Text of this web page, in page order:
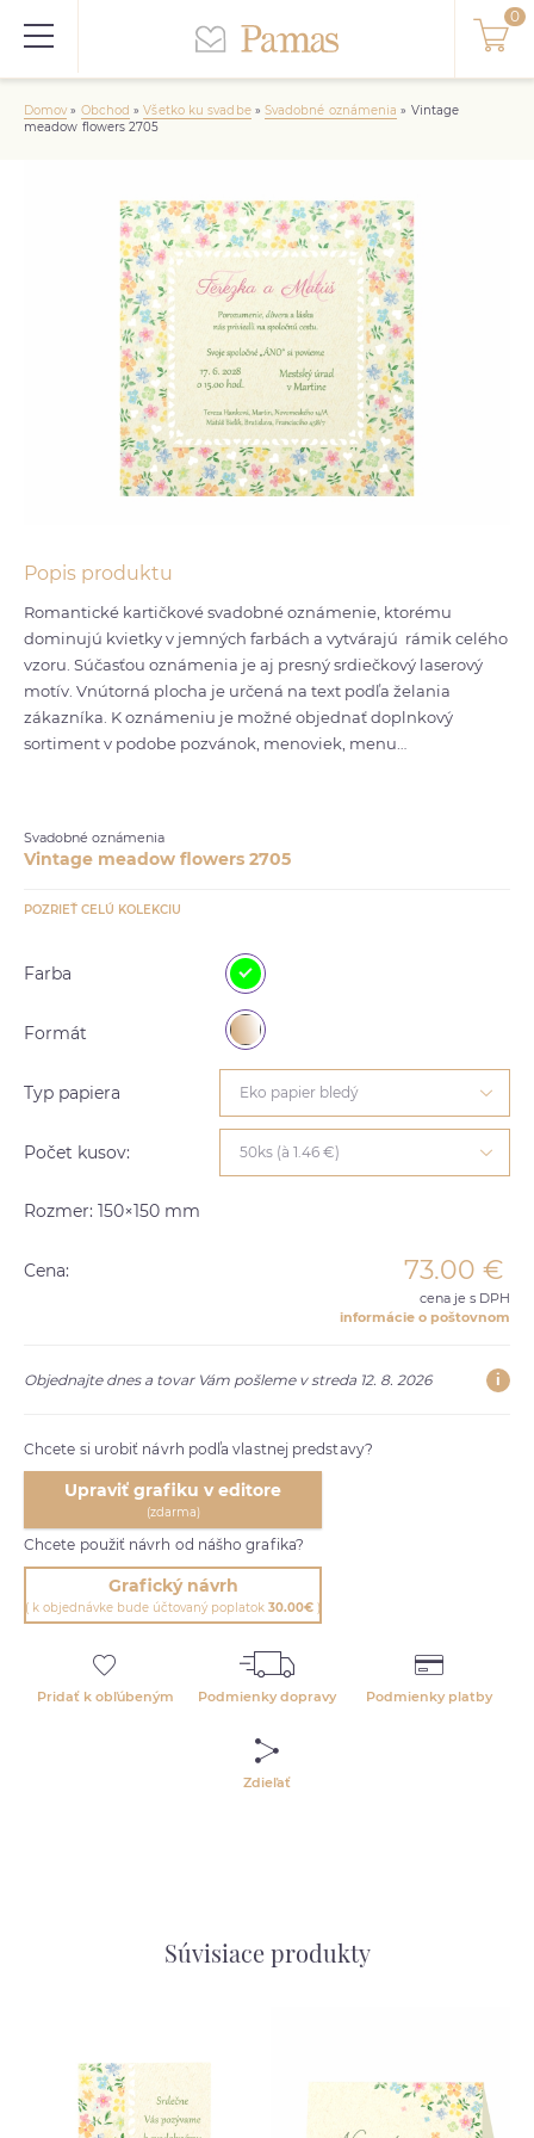
Domov» Obchod »Všetko ku svadbe» Svadobné oznámenia » Vintage
meadow flowers 2705
Popis produktu
Romantické kartičkové svadobné oznámenie, ktorému
dominujú kvietky v jemných farbách a vytvárajú rámik celého
vzoru. Súčasťou oznámenia je aj presný srdiečkový laserový
motív. Vnútorná plocha je určená na text podľa želania
zákazníka. K oznámeniu je možné objednať doplnkový
sortiment v podobe pozvánok, menoviek, menu…
Svadobné oznámenia
Vintage meadow flowers 2705
POZRIEŤ CELÚ KOLEKCIU
Farba
Formát
Typ papiera Eko papier bledý
Počet kusov: 50ks (à 1.46 €)
Rozmer: 150×150 mm
Cena: 73.00 €
cena je s DPH
informácie o poštovnom
Objednajte dnes a tovar Vám pošleme v streda 12. 8. 2026 i
Chcete si urobiť návrh podľa vlastnej predstavy?
Upraviť grafiku v editore
(zdarma)
Chcete použiť návrh od nášho grafika?
Grafický návrh
( k objednávke bude účtovaný poplatok 30.00€ )
Pridať k obľúbeným Podmienky dopravy Podmienky platby
Zdieľať
Súvisiace produkty